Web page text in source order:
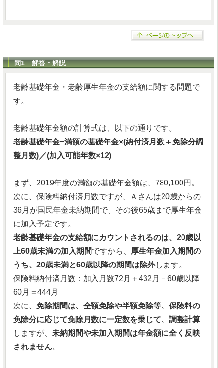
問1 解答・解説
老齢基礎年金・老齢厚生年金の支給額に関する問題で
す。
老齢基礎年金額の計算式は、以下の通りです。
老齢基礎年金=満額の基礎年金×(納付済月数＋免除分調
整月数)／(加入可能年数×12)
まず、2019年度の満額の基礎年金額は、780,100円。
次に、保険料納付済月数ですが、Ａさんは20歳からの
36月が国民年金未納期間で、その後65歳まで厚生年金
に加入予定です。
老齢基礎年金の支給額にカウントされるのは、20歳以
上60歳未満の加入期間ですから、
厚生年金加入期間の
うち、20歳未満と60歳以降の期間は除外します。
保険料納付済月数：加入月数72月＋432月－60歳以降
60月＝444月
次に、 免除期間は、全額免除や半額免除等、保険料の
免除分に応じて免除月数に一定数を乗じて、調整計算
しますが、 未納期間や未加入期間は年金額に全く反映
されません。